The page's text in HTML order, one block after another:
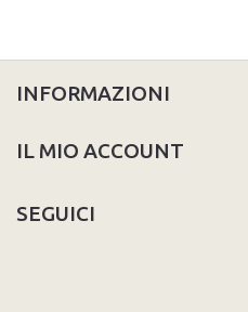
INFORMAZIONI
IL MIO ACCOUNT
SEGUICI